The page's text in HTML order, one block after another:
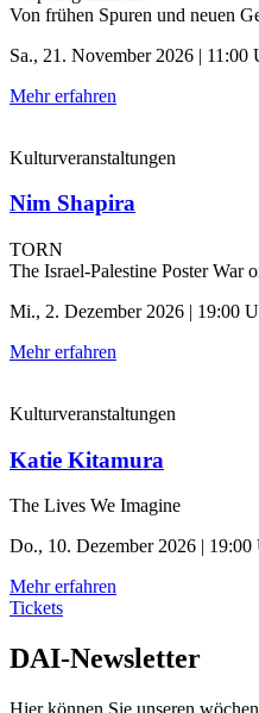
Von frühen Spuren und neuen
Sa., 21. November 2026 | 11:00
Mehr erfahren
Kulturveranstaltungen
Nim Shapira
TORN
The Israel-Palestine Poster War
Mi., 2. Dezember 2026 | 19:00
Mehr erfahren
Kulturveranstaltungen
Katie Kitamura
The Lives We Imagine
Do., 10. Dezember 2026 | 19:00
Mehr erfahren
Tickets
DAI-Newsletter